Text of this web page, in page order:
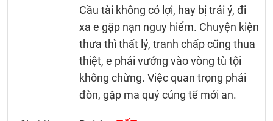
Cầu tài không có lợi, hay bị trái ý, đi
xa e gặp nạn nguy hiểm. Chuyện kiện
thưa thì thất lý, tranh chấp cũng thua
thiệt, e phải vướng vào vòng tù tội
không chừng. Việc quan trọng phải
đòn, gặp ma quỷ cúng tế mới an.